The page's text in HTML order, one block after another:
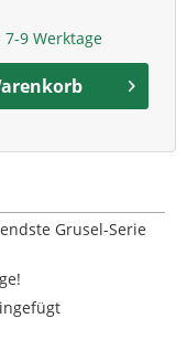
9 Werktage
Grusel-Serie